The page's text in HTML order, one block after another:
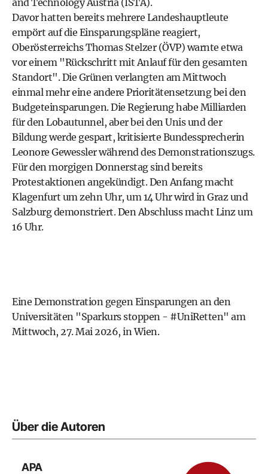
and Technology Austria (ISTA).
Davor hatten bereits mehrere Landeshauptleute
empört auf die Einsparungspläne reagiert,
Oberösterreichs Thomas Stelzer (ÖVP) warnte etwa
vor einem "Rückschritt mit Anlauf für den gesamten
Standort". Die Grünen verlangten am Mittwoch
einmal mehr eine andere Prioritätensetzung bei den
Budgeteinsparungen. Die Regierung habe Milliarden
für den Lobautunnel, aber bei den Unis und der
Bildung werde gespart, kritisierte Bundessprecherin
Leonore Gewessler während des Demonstrationszugs.
Für den morgigen Donnerstag sind bereits
Protestaktionen angekündigt. Den Anfang macht
Klagenfurt um zehn Uhr, um 14 Uhr wird in Graz und
Salzburg demonstriert. Den Abschluss macht Linz um
16 Uhr.
Eine Demonstration gegen Einsparungen an den
Universitäten "Sparkurs stoppen - #UniRetten" am
Mittwoch, 27. Mai 2026, in Wien.
Über die Autoren
APA